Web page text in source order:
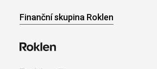
Finanční skupina Roklen